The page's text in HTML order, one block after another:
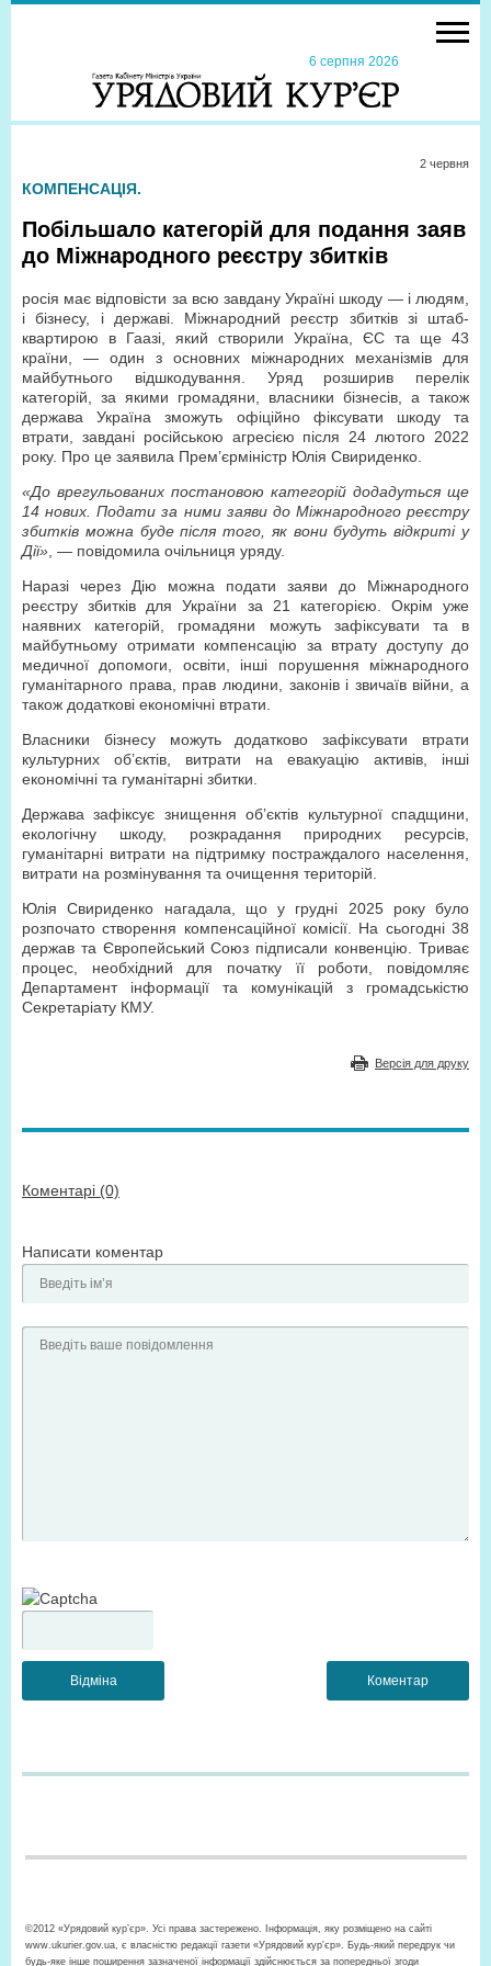
6 серпня 2026
2 червня
КОМПЕНСАЦІЯ.
Побільшало категорій для подання заяв
до Міжнародного реєстру збитків
росія має відповісти за всю завдану Україні шкоду — і людям,
і бізнесу, і державі. Міжнародний реєстр збитків зі штаб­
квартирою в Гаазі, який створили Україна, ЄС та ще 43
країни, — один з основних міжнародних механізмів для
майбутнього відшкодування. Уряд розширив перелік
категорій, за якими громадяни, власники бізнесів, а також
держава Україна зможуть офіційно фіксувати шкоду та
втрати, завдані російською агресією після 24 лютого 2022
року. Про це заявила Прем’єр­міністр Юлія Свириденко.
«До врегульованих постановою категорій додадуться ще
14 нових. Подати за ними заяви до Міжнародного реєстру
збитків можна буде після того, як вони будуть відкриті у
Дії» , — повідомила очільниця уряду.
Наразі через Дію можна подати заяви до Міжнародного
реєстру збитків для України за 21 категорією. Окрім уже
наявних категорій, громадяни можуть зафіксувати та в
майбутньому отримати компенсацію за втрату доступу до
медичної допомоги, освіти, інші порушення міжнародного
гуманітарного права, прав людини, законів і звичаїв війни, а
також додаткові економічні втрати.
Власники бізнесу можуть додатково зафіксувати втрати
культурних об’єктів, витрати на евакуацію активів, інші
економічні та гуманітарні збитки.
Держава зафіксує знищення об’єктів культурної спадщини,
екологічну шкоду, розкрадання природних ресурсів,
гуманітарні витрати на підтримку постраждалого населення,
витрати на розмінування та очищення територій.
Юлія Свириденко нагадала, що у грудні 2025 року було
розпочато створення компенсаційної комісії. На сьогодні 38
держав та Європейський Союз підписали конвенцію. Триває
процес, необхідний для початку її роботи, повідомляє
Департамент інформації та комунікацій з громадськістю
Секретаріату КМУ.
Версія для друку
Коментарі (0)
Написати коментар
©2012 «Урядовий кур’єр». Усі права застережено. Інформація, яку розміщено на сайті
www.ukurier.gov.ua, є власністю редакції газети «Урядовий кур'єр». Будь-який передрук чи
будь-яке інше поширення зазначеної інформації здійснюється за попередньої згоди